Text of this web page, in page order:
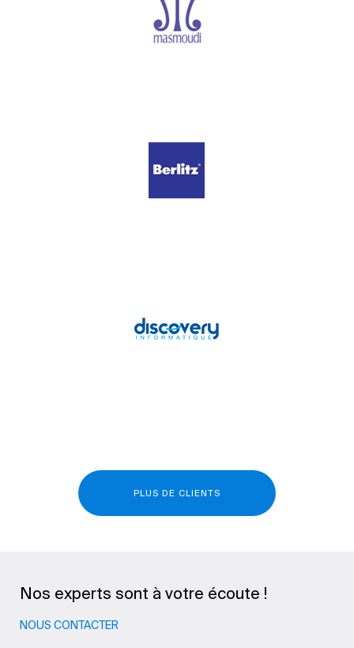
PLUS DE CLIENTS
Nos experts sont à votre écoute !
NOUS CONTACTER